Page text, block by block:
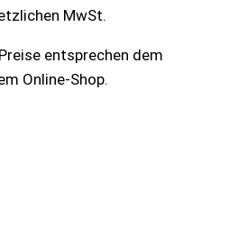
MwSt.
entsprechen dem
Online-Shop.